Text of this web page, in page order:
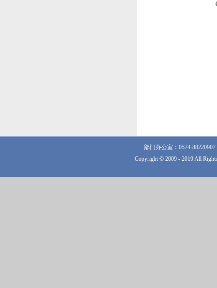
部门办公室：0574-
Copyright © 2009 - 2019 All